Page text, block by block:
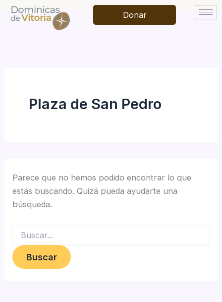
Donar
Plaza de San Pedro
Parece que no hemos podido encontrar lo que
estás buscando. Quizá pueda ayudarte una
búsqueda.
Buscar
por: